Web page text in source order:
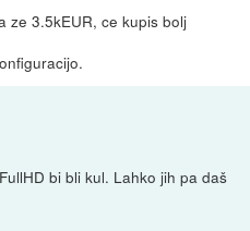
ze 3.5kEUR, ce kupis bolj
bi bli kul. Lahko jih pa daš